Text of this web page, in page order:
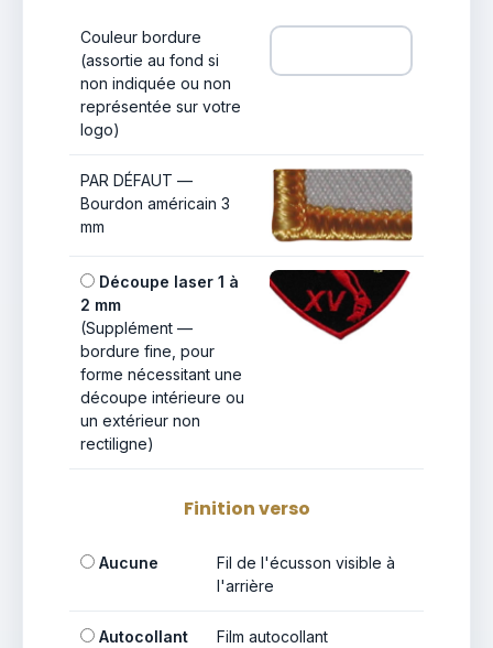
Couleur bordure
(assortie au fond si
non indiquée ou non
représentée sur votre
logo)
PAR DÉFAUT —
Bourdon américain 3
mm
Découpe laser 1 à
2 mm
(Supplément —
bordure fine, pour
forme nécessitant une
découpe intérieure ou
un extérieur non
rectiligne)
Finition verso
Aucune
Fil de l'écusson visible à
l'arrière
Autocollant
Film autocollant